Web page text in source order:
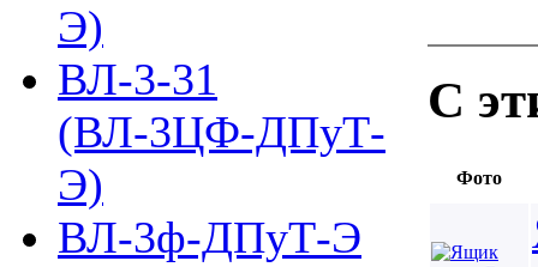
Э)
ВЛ-3-31
(ВЛ-3ЦФ-ДПуТ-
Э)
ВЛ-3ф-ДПуТ-Э
С
Фото